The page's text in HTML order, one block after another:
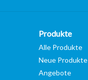
Produkte
Alle Produkte
Neue Produkte
Angebote